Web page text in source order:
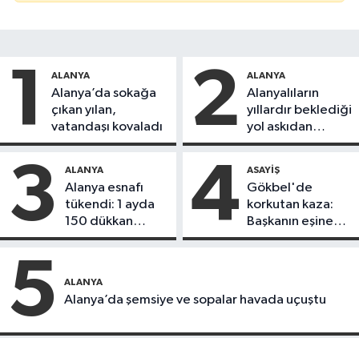
1 ALANYA
Alanya’da sokağa
çıkan yılan,
vatandaşı kovaladı
2 ALANYA
Alanyalıların
yıllardır beklediği
yol askıdan
döndü
3 ALANYA
Alanya esnafı
tükendi: 1 ayda
150 dükkan
kapandı
4 ASAYIŞ
Gökbel'de
korkutan kaza:
Başkanın eşine
motosiklet çarptı
5 ALANYA
Alanya’da şemsiye ve sopalar havada uçuştu